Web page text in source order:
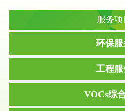
服务项
环保
工程
VOCs综